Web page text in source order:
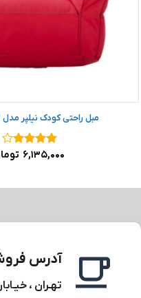
مبل راحتی کودک نیلپر مدل NKSB343
نمره۴
۶,۱۳۵,۰۰۰
آدرس
تهـران ،